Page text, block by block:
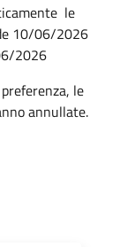
le
10/06/2026
2026
le
annullate.